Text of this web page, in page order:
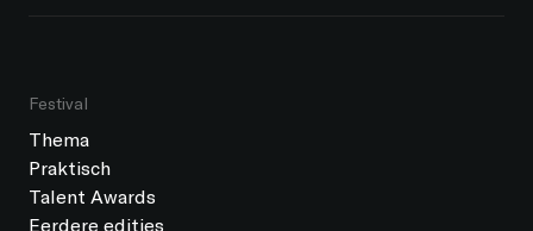
Festival
Thema
Praktisch
Talent Awards
Eerdere edities